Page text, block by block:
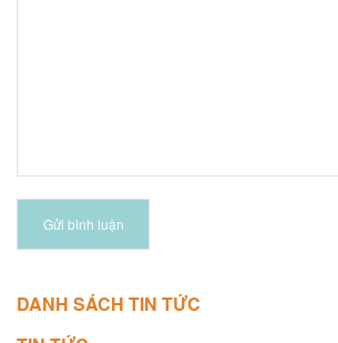
Gửi bình luận
DANH SÁCH TIN TỨC